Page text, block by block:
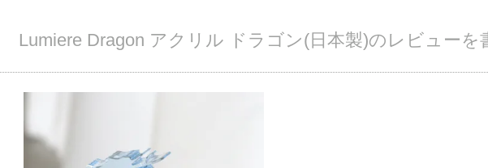
Lumiere Dragon アクリル ドラゴン(日本製)のレビューを